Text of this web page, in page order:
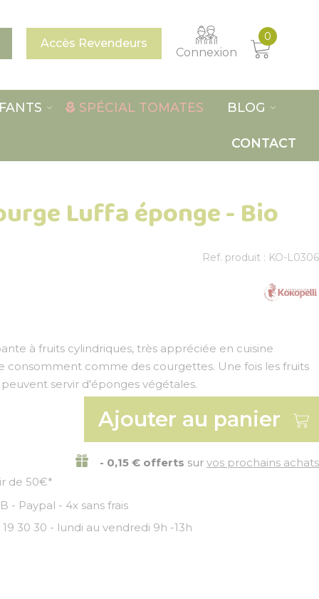
Accès Revendeurs
Connexion
0
SPÉCIAL TOMATES BLOG
CONTACT
Luffa éponge - Bio
Ref. produit : KO-L0306
à fruits cylindriques, très appréciée en cuisine
consomment comme des courgettes. Une fois les fruits
servir d'éponges végétales.
Ajouter au panier
- 0,15 € offerts sur vos prochains achats
de 50€*
- Paypal - 4x sans frais
30 30 - lundi au vendredi 9h -13h